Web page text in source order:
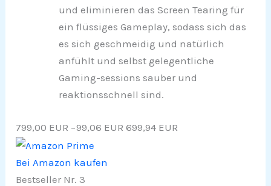
und eliminieren das Screen Tearing für
ein flüssiges Gameplay, sodass sich das
es sich geschmeidig und natürlich
anfühlt und selbst gelegentliche
Gaming-sessions sauber und
reaktionsschnell sind.
799,00 EUR −99,06 EUR 699,94 EUR
Bei Amazon kaufen
Bestseller Nr. 3